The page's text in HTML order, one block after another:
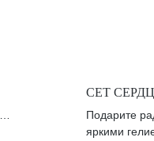
СЕТ
Подарите
яркими